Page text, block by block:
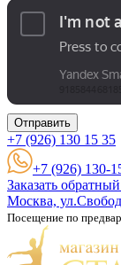
Отправить
+7 (926) 130 15 35
+7 (926) 130-
Заказать
Москва,
Посещение по